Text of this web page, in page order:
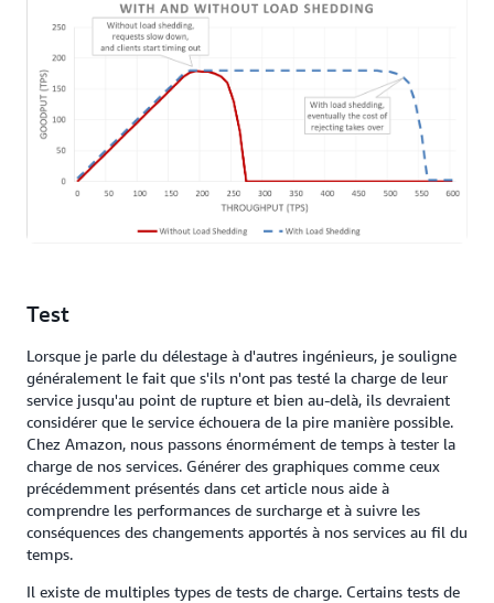
Test
Lorsque je parle du délestage à d'autres ingénieurs, je souligne
généralement le fait que s'ils n'ont pas testé la charge de leur
service jusqu'au point de rupture et bien au-delà, ils devraient
considérer que le service échouera de la pire manière possible.
Chez Amazon, nous passons énormément de temps à tester la
charge de nos services. Générer des graphiques comme ceux
précédemment présentés dans cet article nous aide à
comprendre les performances de surcharge et à suivre les
conséquences des changements apportés à nos services au fil du
temps.
Il existe de multiples types de tests de charge. Certains tests de